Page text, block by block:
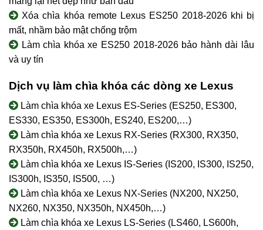
Xóa chìa khóa remote Lexus ES250 2018-2026 khi bị
mất, nhầm bảo mật chống trộm
Làm chìa khóa xe ES250 2018-2026 bảo hành dài lâu
và uy tín
Dịch vụ làm chìa khóa các dòng xe Lexus
Làm chìa khóa xe Lexus ES-Series (ES250, ES300,
ES330, ES350, ES300h, ES240, ES200,…)
Làm chìa khóa xe Lexus RX-Series (RX300, RX350,
RX350h, RX450h, RX500h,…)
Làm chìa khóa xe Lexus IS-Series (IS200, IS300, IS250,
IS300h, IS350, IS500, …)
Làm chìa khóa xe Lexus NX-Series (NX200, NX250,
NX260, NX350, NX350h, NX450h,…)
Làm chìa khóa xe Lexus LS-Series (LS460, LS600h,